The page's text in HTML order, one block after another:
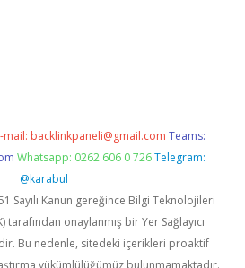
mail: backlinkpaneli@gmail.com Teams:
Whatsapp: 0262 606 0 726 Telegram:
@karabul
Sayılı Kanun gereğince Bilgi Teknolojileri
tarafından onaylanmış bir Yer Sağlayıcı
Bu nedenle, sitedeki içerikleri proaktif
yükümlülüğümüz bulunmamaktadır.